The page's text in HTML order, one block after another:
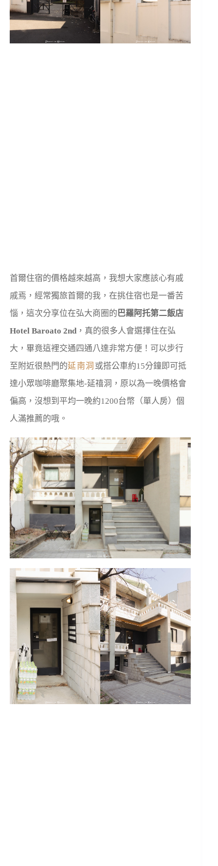
首爾住宿的價格越來越高，我想大家應該心有戚
戚焉，經常獨旅首爾的我，在挑住宿也是一番苦
惱，這次分享位在弘大商圈的巴羅阿托第二飯店
Hotel Baroato 2nd ，真的很多人會選擇住在弘
大，畢竟這裡交通四通八達非常方便！可以步行
至附近很熱門的延南洞 或搭公車約15分鐘即可抵
達小眾咖啡廳聚集地-延禧洞，原以為一晚價格會
偏高，沒想到平均一晚約1200台幣（單人房）個
人滿推薦的哦。